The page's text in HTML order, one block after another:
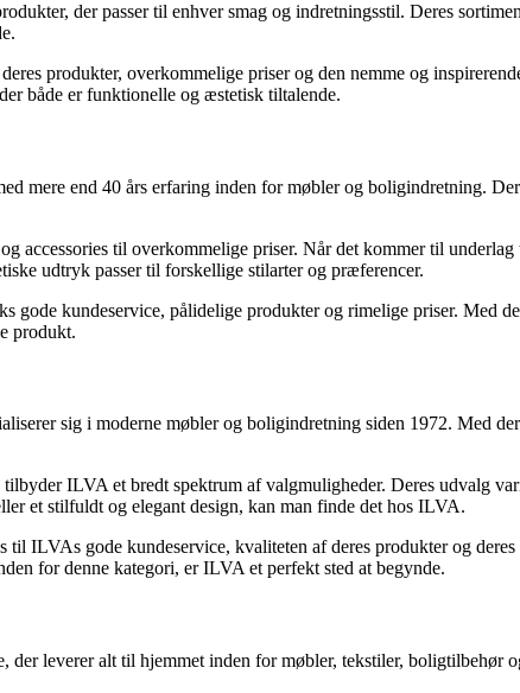
der passer til enhver smag og indretningsstil. Deres
produkter, overkommelige priser og den nemme og
både er funktionelle og æstetisk tiltalende.
mere end 40 års erfaring inden for møbler og boligindretning.
accessories til overkommelige priser. Når det kommer til
udtryk passer til forskellige stilarter og præferencer.
gode kundeservice, pålidelige produkter og rimelige priser. Med
produkt.
sig i moderne møbler og boligindretning siden 1972. Med
ILVA et bredt spektrum af valgmuligheder. Deres udvalg
et stilfuldt og elegant design, kan man finde det hos ILVA.
til ILVAs gode kundeservice, kvaliteten af deres produkter og
for denne kategori, er ILVA et perfekt sted at begynde.
der leverer alt til hjemmet inden for møbler, tekstiler, boligtilbehør